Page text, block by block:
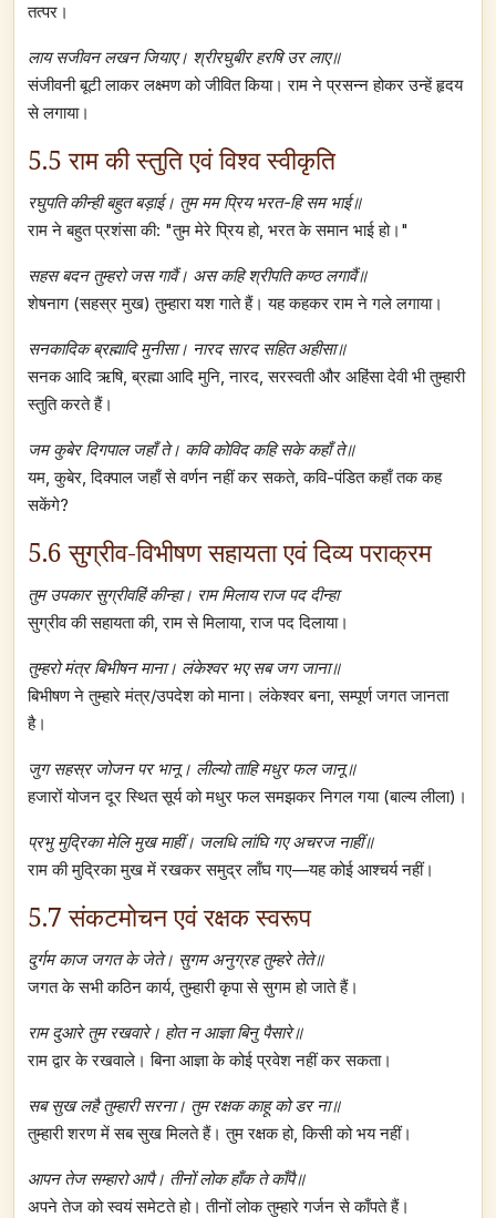
तत्पर।
लाय सजीवन लखन जियाए। श्रीरघुबीर हरषि उर लाए॥
संजीवनी बूटी लाकर लक्ष्मण को जीवित किया। राम ने प्रसन्न होकर उन्हें हृदय
से लगाया।
5.5 राम की स्तुति एवं विश्व स्वीकृति
रघुपति कीन्ही बहुत बड़ाई। तुम मम प्रिय भरत-हि सम भाई॥
राम ने बहुत प्रशंसा की: "तुम मेरे प्रिय हो, भरत के समान भाई हो।"
सहस बदन तुम्हरो जस गावैं। अस कहि श्रीपति कण्ठ लगावैं॥
शेषनाग (सहस्र मुख) तुम्हारा यश गाते हैं। यह कहकर राम ने गले लगाया।
सनकादिक ब्रह्मादि मुनीसा। नारद सारद सहित अहीसा॥
सनक आदि ऋषि, ब्रह्मा आदि मुनि, नारद, सरस्वती और अहिंसा देवी भी तुम्हारी
स्तुति करते हैं।
जम कुबेर दिगपाल जहाँ ते। कवि कोविद कहि सके कहाँ ते॥
यम, कुबेर, दिक्पाल जहाँ से वर्णन नहीं कर सकते, कवि-पंडित कहाँ तक कह
सकेंगे?
5.6 सुग्रीव-विभीषण सहायता एवं दिव्य पराक्रम
तुम उपकार सुग्रीवहिं कीन्हा। राम मिलाय राज पद दीन्हा
सुग्रीव की सहायता की, राम से मिलाया, राज पद दिलाया।
तुम्हरो मंत्र बिभीषन माना। लंकेश्वर भए सब जग जाना॥
बिभीषण ने तुम्हारे मंत्र/उपदेश को माना। लंकेश्वर बना, सम्पूर्ण जगत जानता
है।
जुग सहस्र जोजन पर भानू। लील्यो ताहि मधुर फल जानू॥
हजारों योजन दूर स्थित सूर्य को मधुर फल समझकर निगल गया (बाल्य लीला)।
प्रभु मुद्रिका मेलि मुख माहीं। जलधि लांघि गए अचरज नाहीं॥
राम की मुद्रिका मुख में रखकर समुद्र लाँघ गए—यह कोई आश्चर्य नहीं।
5.7 संकटमोचन एवं रक्षक स्वरूप
दुर्गम काज जगत के जेते। सुगम अनुग्रह तुम्हरे तेते॥
जगत के सभी कठिन कार्य, तुम्हारी कृपा से सुगम हो जाते हैं।
राम दुआरे तुम रखवारे। होत न आज्ञा बिनु पैसारे॥
राम द्वार के रखवाले। बिना आज्ञा के कोई प्रवेश नहीं कर सकता।
सब सुख लहै तुम्हारी सरना। तुम रक्षक काहू को डर ना॥
तुम्हारी शरण में सब सुख मिलते हैं। तुम रक्षक हो, किसी को भय नहीं।
आपन तेज सम्हारो आपै। तीनों लोक हाँक ते काँपै॥
अपने तेज को स्वयं समेटते हो। तीनों लोक तुम्हारे गर्जन से काँपते हैं।